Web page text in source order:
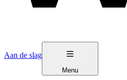
Aan de slag
Menu